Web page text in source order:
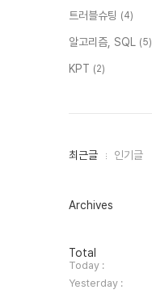
트러블슈팅 (4)
알고리즘, SQL (5)
KPT (2)
최
인
최근글 인기글
Archives
방
문
자
수
Total
Today :
Yesterday :